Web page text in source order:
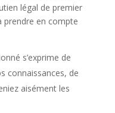
légal de premier
prendre en compte
s’exprime de
connaissances, de
aisément les